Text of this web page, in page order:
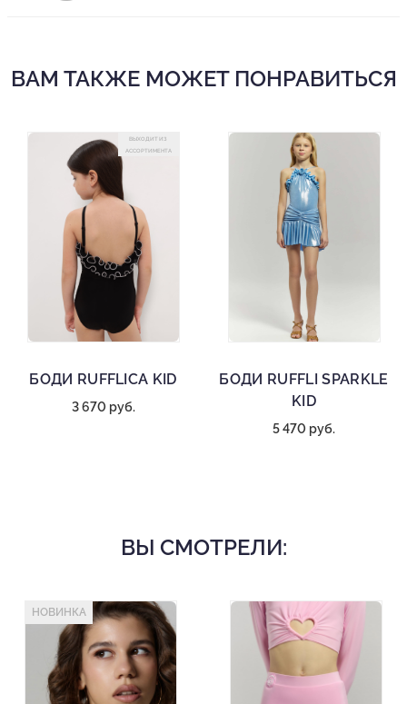
ВАМ ТАКЖЕ МОЖЕТ ПОНРАВИТЬСЯ
ВЫХОДИТ ИЗ
АССОРТИМЕНТА
БОДИ RUFFLICA KID
3 670 руб.
БОДИ RUFFLI SPARKLE
KID
5 470 руб.
ВЫ СМОТРЕЛИ:
НОВИНКА